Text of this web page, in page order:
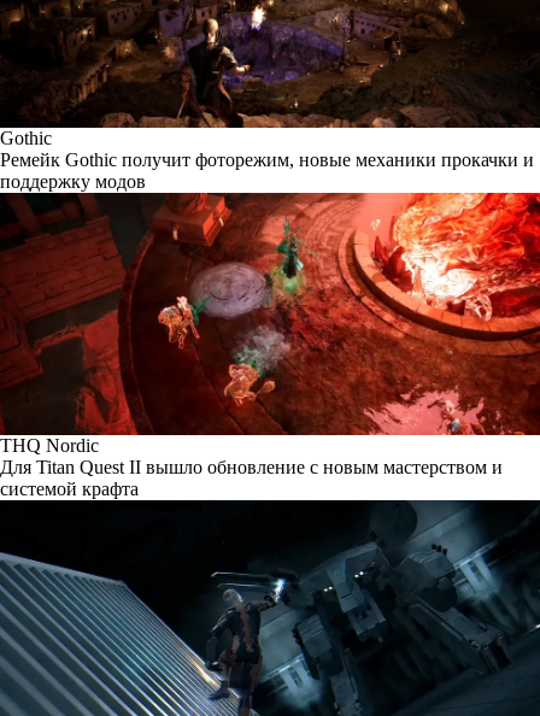
Gothic
Ремейк Gothic получит фоторежим, новые механики прокачки и
поддержку модов
THQ Nordic
Для Titan Quest II вышло обновление с новым мастерством и
системой крафта